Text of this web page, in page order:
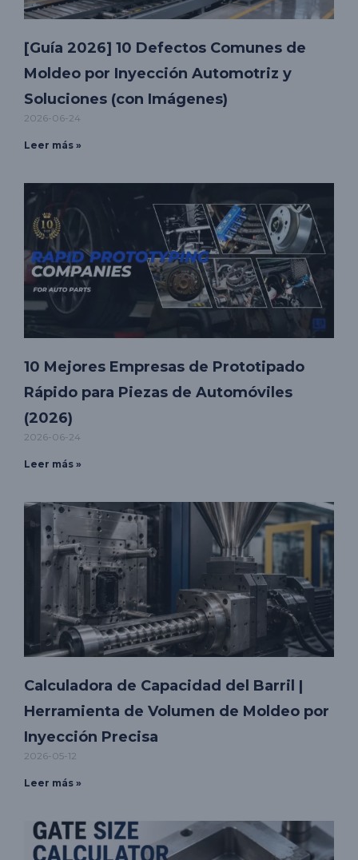
[Guía 2026] 10 Defectos Comunes de
Moldeo por Inyección Automotriz y
Soluciones (con Imágenes)
2026-06-24
Leer más »
10 Mejores Empresas de Prototipado
Rápido para Piezas de Automóviles
(2026)
2026-06-24
Leer más »
Calculadora de Capacidad del Barril |
Herramienta de Volumen de Moldeo por
Inyección Precisa
2026-05-12
Leer más »